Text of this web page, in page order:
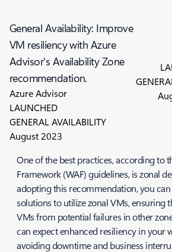
General Availability: Improve
VM resiliency with Azure
Advisor's Availability Zone
recommendation.
Azure Advisor
LAUNCHED
GENERAL AVAILABILITY
August 2023
One of the best practices, according to
Framework (WAF) guidelines, is zonal
adopting this recommendation, you
solutions to utilize zonal VMs, ensuring
VMs from potential failures in other
can expect enhanced resiliency in your
avoiding downtime and business